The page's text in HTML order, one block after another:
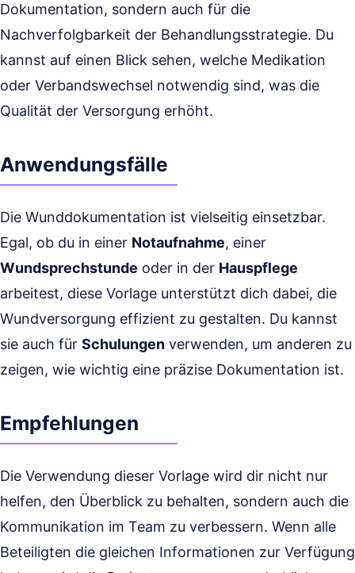
Dokumentation, sondern auch für die
Nachverfolgbarkeit der Behandlungsstrategie. Du
kannst auf einen Blick sehen, welche Medikation
oder Verbandswechsel notwendig sind, was die
Qualität der Versorgung erhöht.
Anwendungsfälle
Die Wunddokumentation ist vielseitig einsetzbar.
Egal, ob du in einer Notaufnahme, einer
Wundsprechstunde oder in der Hauspflege
arbeitest, diese Vorlage unterstützt dich dabei, die
Wundversorgung effizient zu gestalten. Du kannst
sie auch für Schulungen verwenden, um anderen zu
zeigen, wie wichtig eine präzise Dokumentation ist.
Empfehlungen
Die Verwendung dieser Vorlage wird dir nicht nur
helfen, den Überblick zu behalten, sondern auch die
Kommunikation im Team zu verbessern. Wenn alle
Beteiligten die gleichen Informationen zur Verfügung